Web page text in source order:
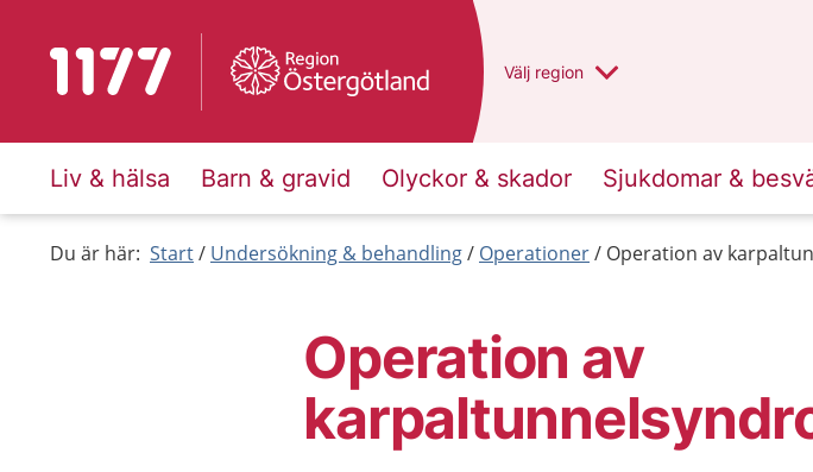
Till startsidan för 1177 Du har valt region
Välj en annan
region
Liv & hälsa Barn & gravid Olyckor & skador Sjukdomar &
Du är här: Start Undersökning & behandling Operationer Operation av
Operation av